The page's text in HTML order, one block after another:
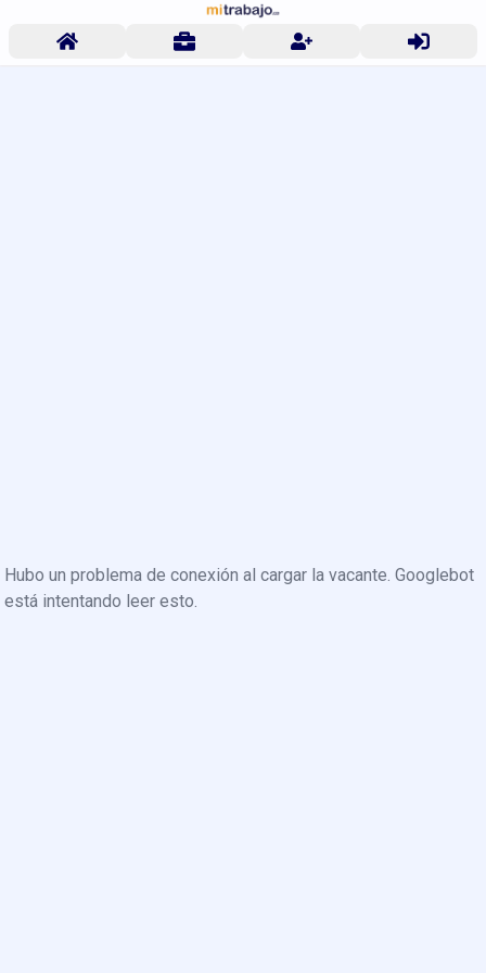
Hubo un problema de conexión al cargar la vacante. Googlebot
está intentando leer esto.